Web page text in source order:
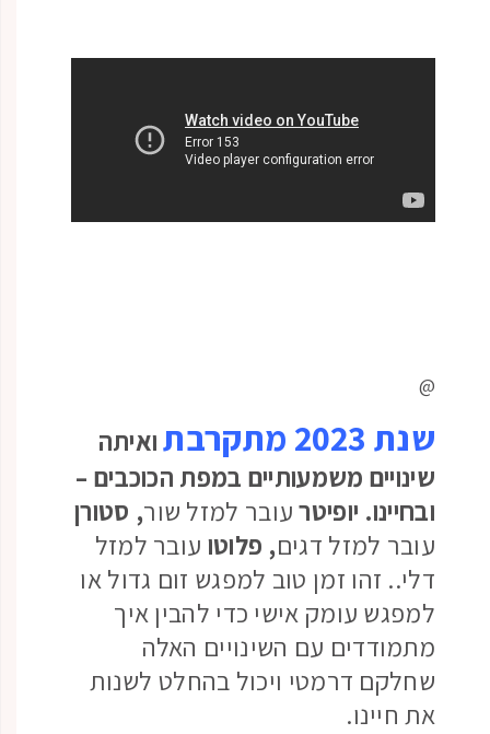
@
שנת 2023 מתקרבת
ואיתה
שינויים משמעותיים במפת הכוכבים –
ובחיינו. יופיטרעובר למזל שור, סטורן
עובר למזל דגים, פלוטו עובר למזל
דלי.. זהו זמן טוב למפגש זום גדול או
למפגש עומק אישי כדי להבין איך
מתמודדים עם השינויים האלה
שחלקם דרמטי ויכול בהחלט לשנות
את חיינו.